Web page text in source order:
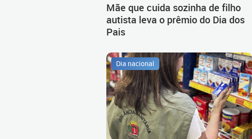
Mãe que cuida sozinha de filho
autista leva o prêmio do Dia dos
Pais
Dia nacional